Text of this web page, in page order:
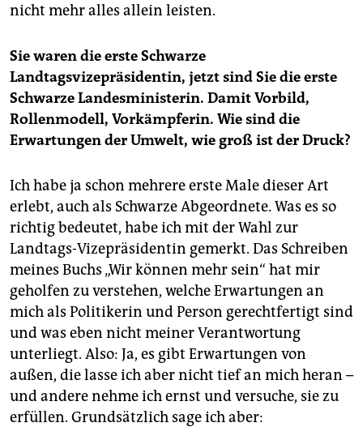
nicht mehr alles allein leisten.
Sie waren die erste Schwarze
Landtagsvizepräsidentin, jetzt sind Sie die erste
Schwarze Landesministerin. Damit Vorbild,
Rollenmodell, Vorkämpferin. Wie sind die
Erwartungen der Umwelt, wie groß ist der Druck?
Ich habe ja schon mehrere erste Male dieser Art
erlebt, auch als Schwarze Abgeordnete. Was es so
richtig bedeutet, habe ich mit der Wahl zur
Landtags-Vizepräsidentin gemerkt. Das Schreiben
meines Buchs „Wir können mehr sein“ hat mir
geholfen zu verstehen, welche Erwartungen an
mich als Politikerin und Person gerechtfertigt sind
und was eben nicht meiner Verantwortung
unterliegt. Also: Ja, es gibt Erwartungen von
außen, die lasse ich aber nicht tief an mich heran –
und andere nehme ich ernst und versuche, sie zu
erfüllen. Grundsätzlich sage ich aber: